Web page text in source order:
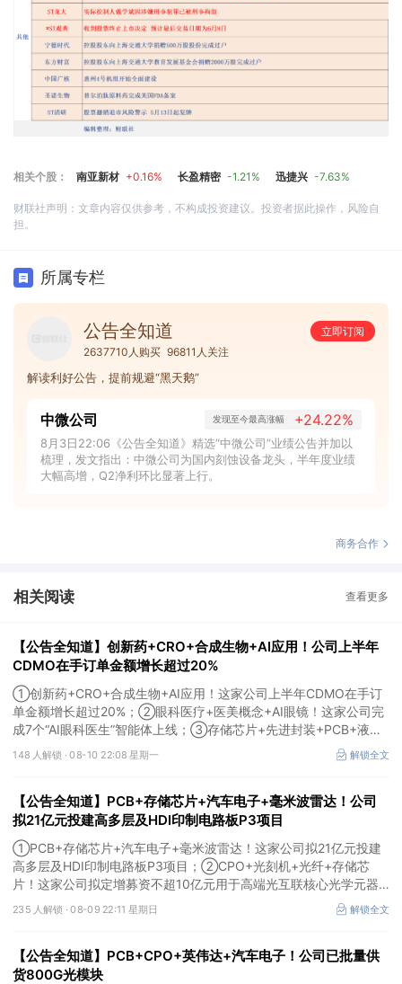
相关个股： 南亚新材 +0.16% 长盈精密 -1.21% 迅捷兴 -7.63%
财联社声明：文章内容仅供参考，不构成投资建议。投资者据此操作，风险自
担。
所属专栏
公告全知道
立即订阅
2637710人购买 96811人关注
解读利好公告，提前规避“黑天鹅”
中微公司 发现至今最高涨幅 +24.22%
8月3日22:06《公告全知道》精选“中微公司”业绩公告并加以
梳理，发文指出：中微公司为国内刻蚀设备龙头，半年度业绩
大幅高增，Q2净利环比显著上行。
商务合作
相关阅读 查看更多
【公告全知道】创新药+CRO+合成生物+AI应用！公司上半年
CDMO在手订单金额增长超过20%
①创新药+CRO+合成生物+AI应用！这家公司上半年CDMO在手订
单金额增长超过20%；②眼科医疗+医美概念+AI眼镜！这家公司完
成7个“AI眼科医生”智能体上线；③存储芯片+先进封装+PCB+液
冷！公司多款产品已批量应用于PCB封装工艺。
148 人解锁 ·08-10 22:08 星期一 解锁全文
【公告全知道】PCB+存储芯片+汽车电子+毫米波雷达！公司
拟21亿元投建高多层及HDI印制电路板P3项目
①PCB+存储芯片+汽车电子+毫米波雷达！这家公司拟21亿元投建
高多层及HDI印制电路板P3项目；②CPO+光刻机+光纤+存储芯
片！这家公司拟定增募资不超10亿元用于高端光互联核心光学元器
件项目等；③存储芯片+光刻胶+先进封装！公司已实现5N5纯度高
纯六氟化钨量产。
235 人解锁 ·08-09 22:11 星期日 解锁全文
【公告全知道】PCB+CPO+英伟达+汽车电子！公司已批量供
货800G光模块